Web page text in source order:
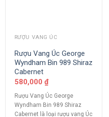
RƯỢU VANG ÚC
Rượu Vang Úc George
Wyndham Bin 989 Shiraz
Cabernet
580,000 ₫
Rượu Vang Úc George
Wyndham Bin 989 Shiraz
Cabernet là loại rượu vang Úc